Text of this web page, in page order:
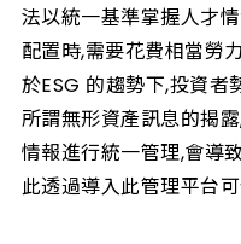
法以統一基準掌握人才
配置時,需要花費相當勞
於ESG 的趨勢下,投資者
所謂無形資產訊息的揭
情報進行統一管理,會導
此透過導入此管理平台